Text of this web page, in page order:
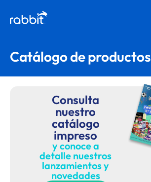
Catálogo de productos
Consulta
nuestro
catálogo
impreso
y conoce a
detalle nuestros
lanzamientos y
novedades